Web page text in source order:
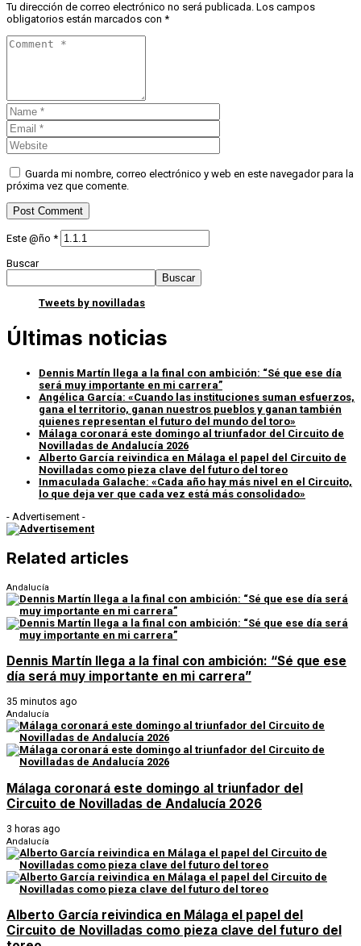
Tu dirección de correo electrónico no será publicada. Los campos
obligatorios están marcados con *
Guarda mi nombre, correo electrónico y web en este navegador para la
próxima vez que comente.
Este @ño *
Buscar
Buscar
Tweets by novilladas
Últimas noticias
Dennis Martín llega a la final con ambición: “Sé que ese día
será muy importante en mi carrera”
Angélica García: «Cuando las instituciones suman esfuerzos,
gana el territorio, ganan nuestros pueblos y ganan también
quienes representan el futuro del mundo del toro»
Málaga coronará este domingo al triunfador del Circuito de
Novilladas de Andalucía 2026
Alberto García reivindica en Málaga el papel del Circuito de
Novilladas como pieza clave del futuro del toreo
Inmaculada Galache: «Cada año hay más nivel en el Circuito,
lo que deja ver que cada vez está más consolidado»
- Advertisement -
Related articles
Andalucía
Dennis Martín llega a la final con ambición: “Sé que ese
día será muy importante en mi carrera”
35 minutos ago
Andalucía
Málaga coronará este domingo al triunfador del
Circuito de Novilladas de Andalucía 2026
3 horas ago
Andalucía
Alberto García reivindica en Málaga el papel del
Circuito de Novilladas como pieza clave del futuro del